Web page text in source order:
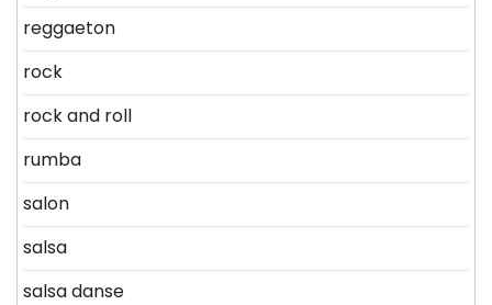
reggaeton
rock
rock and roll
rumba
salon
salsa
salsa danse